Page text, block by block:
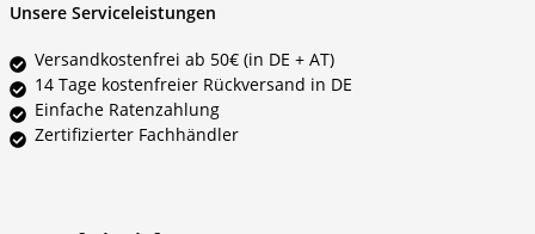
Unsere Serviceleistungen
Versandkostenfrei ab 50€ (in DE + AT)
14 Tage kostenfreier Rückversand in DE
Einfache Ratenzahlung
Zertifizierter Fachhändler